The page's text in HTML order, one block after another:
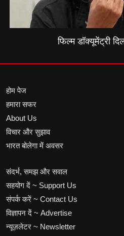
फिल्म डॉक्यूमेंट्री
होम पेज
हमारा सफर
About Us
विचार और सुझाव
भारत बोलेगा में अवसर
संदर्भ, समझ और सवाल
सहयोग दें ~ Support Us
संपर्क करें ~ Contact Us
विज्ञापन दें ~ Advertise
न्यूज़लेटर ~ Newsletter